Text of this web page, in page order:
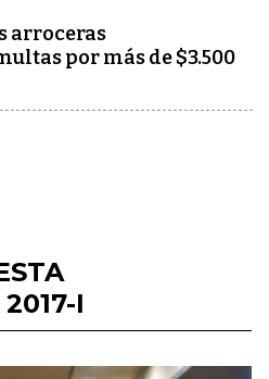
arroceras
por más de $3.500
I